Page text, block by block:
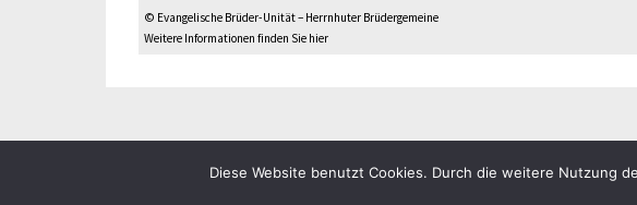
© Evangelische Brüder-Unität – Herrnhuter Brüdergemeine
Weitere Informationen finden Sie hier
Diese Website benutzt Cookies. Durch die weitere Nutzung